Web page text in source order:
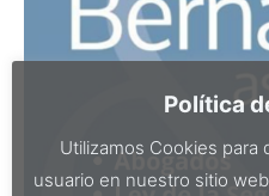
Política
Utilizamos Cookies para
usuario en nuestro sitio